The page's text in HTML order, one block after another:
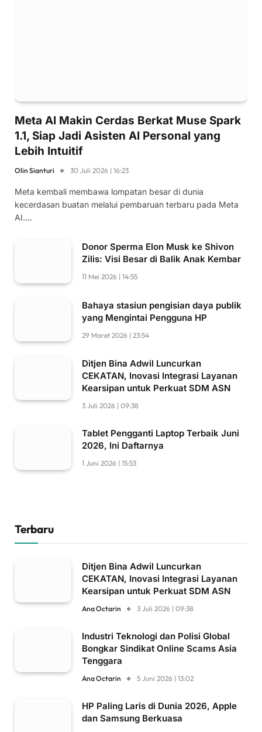
Meta AI Makin Cerdas Berkat Muse Spark
1.1, Siap Jadi Asisten AI Personal yang
Lebih Intuitif
Olin Sianturi 30 Juli 2026 | 16:23
Meta kembali membawa lompatan besar di dunia
kecerdasan buatan melalui pembaruan terbaru pada Meta
AI.…
Donor Sperma Elon Musk ke Shivon
Zilis: Visi Besar di Balik Anak Kembar
11 Mei 2026 | 14:55
Bahaya stasiun pengisian daya publik
yang Mengintai Pengguna HP
29 Maret 2026 | 23:54
Ditjen Bina Adwil Luncurkan
CEKATAN, Inovasi Integrasi Layanan
Kearsipan untuk Perkuat SDM ASN
3 Juli 2026 | 09:38
Tablet Pengganti Laptop Terbaik Juni
2026, Ini Daftarnya
1 Juni 2026 | 15:53
Terbaru
Ditjen Bina Adwil Luncurkan
CEKATAN, Inovasi Integrasi Layanan
Kearsipan untuk Perkuat SDM ASN
Ana Octarin 3 Juli 2026 | 09:38
Industri Teknologi dan Polisi Global
Bongkar Sindikat Online Scams Asia
Tenggara
Ana Octarin 5 Juni 2026 | 13:02
HP Paling Laris di Dunia 2026, Apple
dan Samsung Berkuasa